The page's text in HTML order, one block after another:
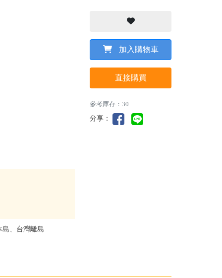
島、台灣離島
加入購物車
直接購買
參考庫存：30
分享：